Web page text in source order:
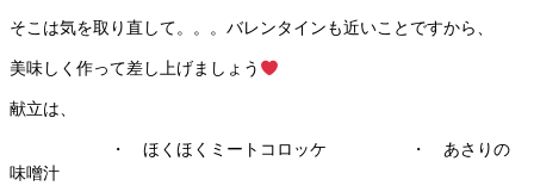
そこは気を取り直して。。。バレンタインも近いことですから、
美味しく作って差し上げましょう
献立は、
・ ほくほくミートコロッケ ・ あさりの
味噌汁